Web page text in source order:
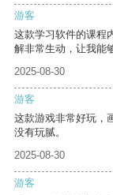
游客
这款学习软件的课程
解非常生动，让我能
2025-08-30
游客
这款游戏非常好玩，
没有玩腻。
2025-08-30
游客